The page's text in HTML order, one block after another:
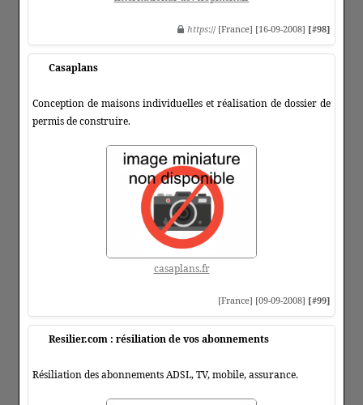
https:// [France] [16-09-2008] [#98]
Casaplans
Conception de maisons individuelles et réalisation de dossier de
permis de construire.
casaplans.fr
[France] [09-09-2008] [#99]
Resilier.com : résiliation de vos abonnements
Résiliation des abonnements ADSL, TV, mobile, assurance.